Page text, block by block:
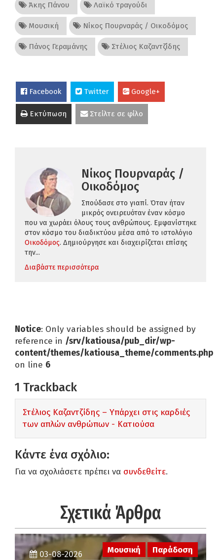
Άκης Πάνου Λαϊκό τραγούδι
Μουσική Νίκος Πουρναράς / Οικοδόμος
Πάνος Γεραμάνης Στέλιος Καζαντζίδης
Facebook Twitter Google+
Εκτύπωση Στείλτε σε φίλο
Νίκος Πουρναράς /
Οικοδόμος
Σπούδασε στο γιαπί. Όταν ήταν
μικρός ονειρευόταν έναν κόσμο
που να χωράει όλους τους ανθρώπους. Εμφανίστηκε
στον κόσμο του διαδικτύου μέσα από το ιστολόγιο
Οικοδόμος. Δημιούργησε και διαχειρίζεται επίσης
την...
Διαβάστε περισσότερα
Notice: Only variables should be assigned by
reference in /srv/katiousa/pub_dir/wp-
content/themes/katiousa_theme/comments.php
on line 6
1 Trackback
Στέλιος Καζαντζίδης – Υπάρχει στις καρδιές
των απλών ανθρώπων - Κατιούσα
Κάντε ένα σχόλιο:
Για να σχολιάσετε πρέπει να συνδεθείτε.
Σχετικά Άρθρα
Μουσική Παράδοση
03-08-2026